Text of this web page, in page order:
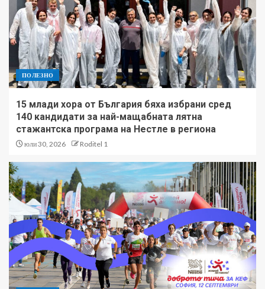
ПОЛЕЗНО
15 млади хора от България бяха избрани сред
140 кандидати за най-мащабната лятна
стажантска програма на Нестле в региона
юли 30, 2026 Roditel 1